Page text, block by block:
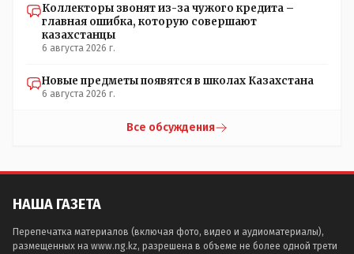
Коллекторы звонят из-за чужого кредита –
главная ошибка, которую совершают
казахстанцы
6 августа 2026 г.
Новые предметы появятся в школах Казахстана
6 августа 2026 г.
Все обсуждения
НАША ГАЗЕТА
Перепечатка материалов (включая фото, видео и аудиоматериалы),
размещенных на www.ng.kz, разрешена в объеме не более одной трети